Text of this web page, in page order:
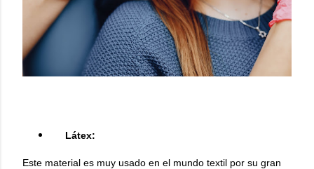
Látex:
Este material es muy usado en el mundo textil por su gran